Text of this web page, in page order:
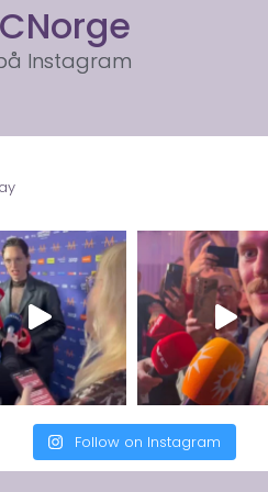
Instagram
Follow on Instagram